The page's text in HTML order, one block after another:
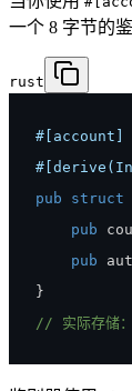
一个 8 字节的
rust
#[account]
pub
struct
pub
pub
}
// 实际存